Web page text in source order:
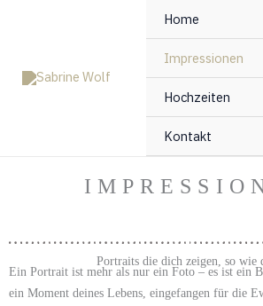
Home
Impressionen
Hochzeiten
Kontakt
Portraits die dich zeigen, so wie
Ein Portrait ist mehr als nur ein Foto – es ist ein
ein Moment deines Lebens, eingefangen für die